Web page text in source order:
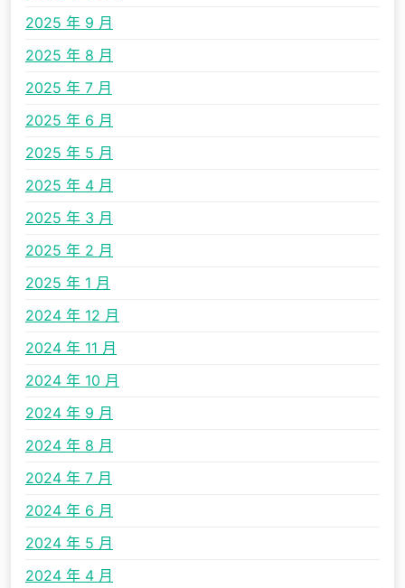
2025 年 9 月
2025 年 8 月
2025 年 7 月
2025 年 6 月
2025 年 5 月
2025 年 4 月
2025 年 3 月
2025 年 2 月
2025 年 1 月
2024 年 12 月
2024 年 11 月
2024 年 10 月
2024 年 9 月
2024 年 8 月
2024 年 7 月
2024 年 6 月
2024 年 5 月
2024 年 4 月